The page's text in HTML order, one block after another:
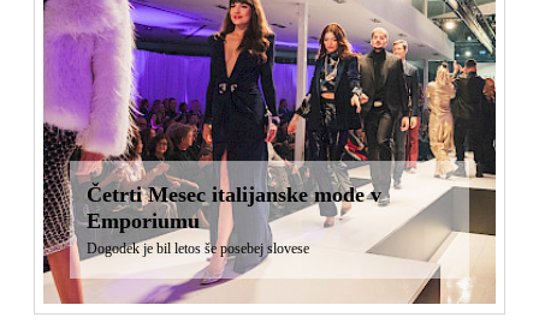
Četrti Mesec italijanske mode v
Emporiumu
Dogodek je bil letos še posebej slovese